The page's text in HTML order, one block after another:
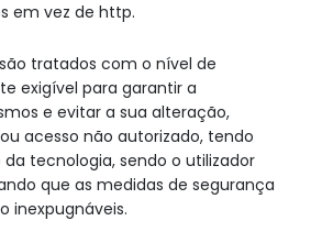
em vez de http.
tratados com o nível de
exigível para garantir a
e evitar a sua alteração,
acesso não autorizado, tendo
tecnologia, sendo o utilizador
que as medidas de segurança
inexpugnáveis.